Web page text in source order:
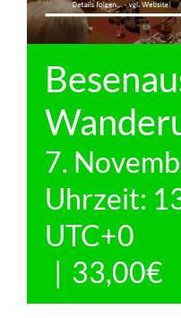
7.
Uhrzeit:
UTC+0
| 33,00€